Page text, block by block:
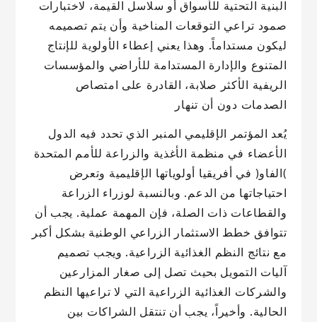
البنية التحتية للأسواق أو سلاسل القيمة، لاختبارات
صمود تراعي التوقعات المناخية وأن يتم تصميمه
ليكون مستداماً. وهذا يعني إعطاء الأولوية للإنتاج
المتنوع والإدارة المستدامة للأراضي والمؤسسات
الريفية الأكثر صلابة، القادرة على امتصاص
الصدمات دون أن تنهار
يُعد المؤتمر الإقليمي المنبر الذي تحدد فيه الدول
الأعضاء في منظمة الأغذية والزراعة للأمم المتحدة
)الفاو( في أفريقيا أولوياتها الإقليمية وتعرض
احتياجاتها من الدعم. وبالنسبة لوزراء الزراعة
والقطاعات ذات الصلة، فإن المهمة عملية. يجب أن
تتوافق خطط الاستثمار الزراعي الوطنية بشكل أكبر
مع نتائج النظم الغذائية الزراعية. ويجب تصميم
آليات التمويل بحيث تصل إلى صغار المزارعين
والشركات الغذائية الزراعية التي لا تراعيها النظم
الحالية. وأخيراً، يجب أن تنتقل الشراكات بين